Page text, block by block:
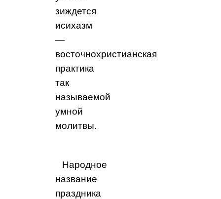
зиждется
исихазм
—
восточнохристианская
практика
так
называемой
умной
молитвы.
Народное
название
праздника